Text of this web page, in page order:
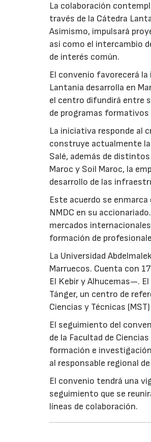
La colaboración
través de la Cátedra
Asimismo, impulsará
así como el intercambio
de interés común.
El convenio favorecerá
Lantania desarrolla en
el centro difundirá entre
de programas formativos
La iniciativa responde al
construye actualmente la
Salé, además de
Maroc y Soil Maroc, la
desarrollo de las
Este acuerdo se
NMDC en su
mercados
formación de
La Universidad
Marruecos. Cuenta con
El Kebir y Alhucemas—.
Tánger, un centro de
Ciencias y Técnicas
El seguimiento del
de la Facultad de
formación e
al responsable regional
El convenio tendrá una
seguimiento que se
líneas de colaboración.